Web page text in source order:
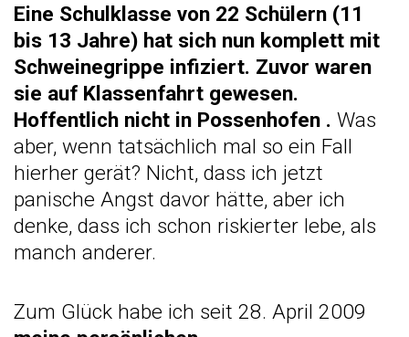
Eine Schulklasse von 22 Schülern (11
bis 13 Jahre) hat sich nun komplett mit
Schweinegrippe infiziert. Zuvor waren
sie auf Klassenfahrt gewesen.
Hoffentlich nicht in Possenhofen . Was
aber, wenn tatsächlich mal so ein Fall
hierher gerät? Nicht, dass ich jetzt
panische Angst davor hätte, aber ich
denke, dass ich schon riskierter lebe, als
manch anderer.
Zum Glück habe ich seit 28. April 2009